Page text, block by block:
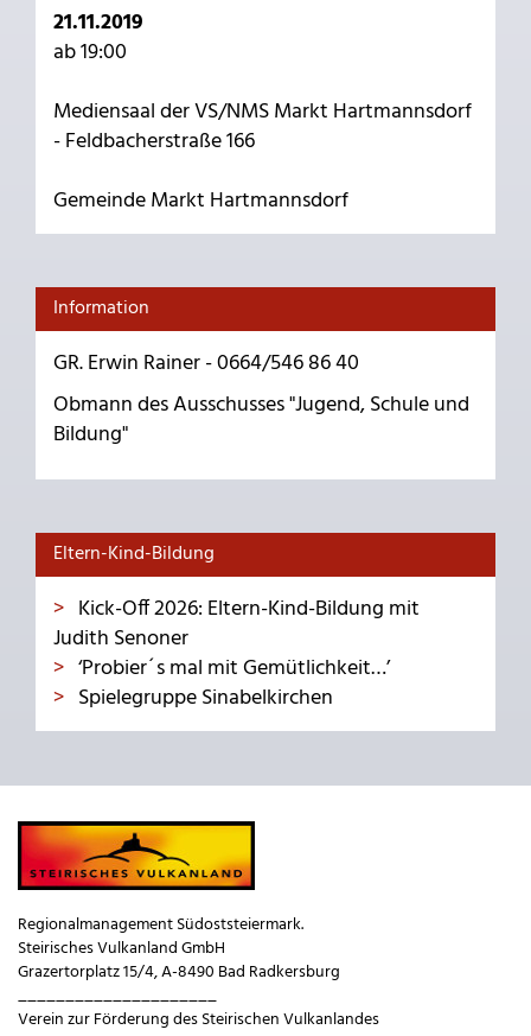
21.11.2019
ab 19:00
Mediensaal der VS/NMS Markt Hartmannsdorf
- Feldbacherstraße 166
Gemeinde Markt Hartmannsdorf
Information
GR. Erwin Rainer - 0664/546 86 40
Obmann des Ausschusses "Jugend, Schule und
Bildung"
Eltern-Kind-Bildung
Kick-Off 2026: Eltern-Kind-Bildung mit
Judith Senoner
‘Probier´s mal mit Gemütlichkeit…’
Spielegruppe Sinabelkirchen
Regionalmanagement Südoststeiermark.
Steirisches Vulkanland GmbH
Grazertorplatz 15/4, A-8490 Bad Radkersburg
_____________________
Verein zur Förderung des Steirischen Vulkanlandes